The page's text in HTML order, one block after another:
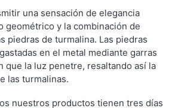
una sensación de elegancia
geométrico y la combinación de
piedras de turmalina. Las piedras
en el metal mediante garras
que la luz penetre, resaltando así la
las turmalinas.
nuestros productos tienen tres días